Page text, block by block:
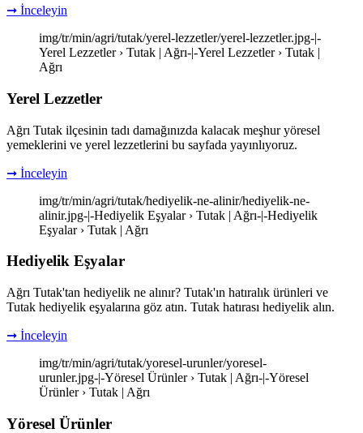
➞ İnceleyin
img/tr/min/agri/tutak/yerel-lezzetler/yerel-lezzetler.jpg-|-
Yerel Lezzetler › Tutak | Ağrı-|-Yerel Lezzetler › Tutak |
Ağrı
Yerel Lezzetler
Ağrı Tutak ilçesinin tadı damağınızda kalacak meşhur yöresel
yemeklerini ve yerel lezzetlerini bu sayfada yayınlıyoruz.
➞ İnceleyin
img/tr/min/agri/tutak/hediyelik-ne-alinir/hediyelik-ne-
alinir.jpg-|-Hediyelik Eşyalar › Tutak | Ağrı-|-Hediyelik
Eşyalar › Tutak | Ağrı
Hediyelik Eşyalar
Ağrı Tutak'tan hediyelik ne alınır? Tutak'ın hatıralık ürünleri ve
Tutak hediyelik eşyalarına göz atın. Tutak hatırası hediyelik alın.
➞ İnceleyin
img/tr/min/agri/tutak/yoresel-urunler/yoresel-
urunler.jpg-|-Yöresel Ürünler › Tutak | Ağrı-|-Yöresel
Ürünler › Tutak | Ağrı
Yöresel Ürünler